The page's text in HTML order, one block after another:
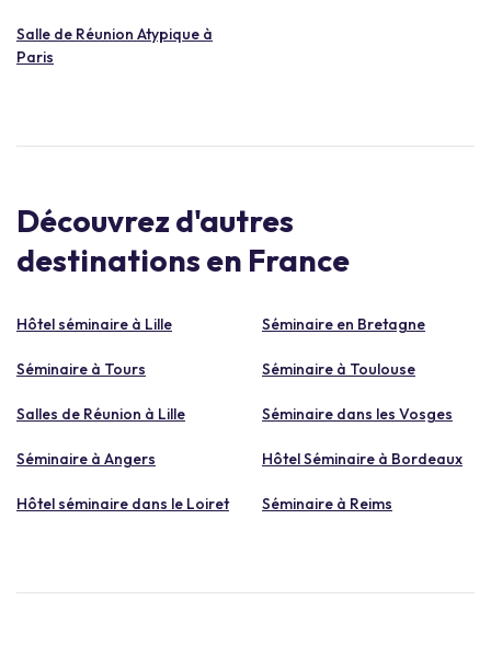
Salle de Réunion Atypique à
Paris
Découvrez d'autres
destinations en France
Hôtel séminaire à Lille Séminaire en Bretagne
Séminaire à Tours Séminaire à Toulouse
Salles de Réunion à Lille Séminaire dans les Vosges
Séminaire à Angers Hôtel Séminaire à Bordeaux
Hôtel séminaire dans le Loiret Séminaire à Reims